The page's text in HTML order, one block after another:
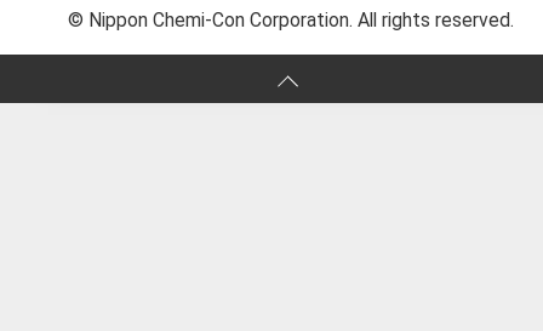
© Nippon Chemi-Con Corporation. All rights reserved.